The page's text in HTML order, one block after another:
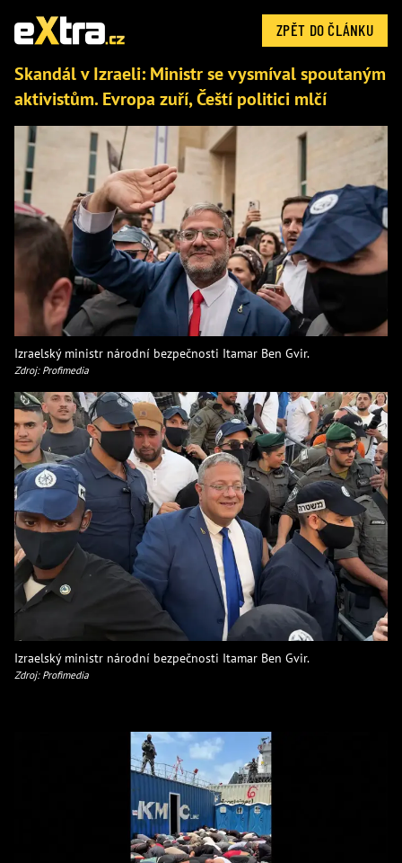
ZPĚT DO ČLÁNKU
Skandál v Izraeli: Ministr se vysmíval spoutaným
aktivistům. Evropa zuří, Čeští politici mlčí
Izraelský ministr národní bezpečnosti Itamar Ben Gvir.
Zdroj: Profimedia
Izraelský ministr národní bezpečnosti Itamar Ben Gvir.
Zdroj: Profimedia